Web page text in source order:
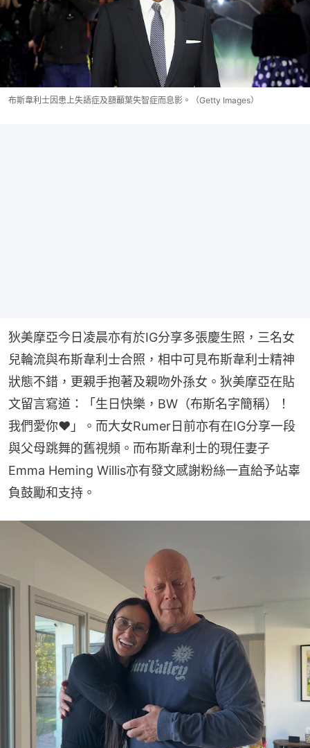
布斯韋利士因患上失語症及額顳葉失智症而息影。（Getty Images）
狄美摩亞今日凌晨亦有於IG分享多張慶生照，三名女
兒輪流與布斯韋利士合照，相中可見布斯韋利士精神
狀態不錯，更親手抱著及親吻外孫女。狄美摩亞在貼
文留言寫道：「生日快樂，BW（布斯名字簡稱）！
我們愛你♥️」。而大女Rumer日前亦有在IG分享一段
與父母跳舞的舊視頻。而布斯韋利士的現任妻子
Emma Heming Willis亦有發文感謝粉絲一直給予站辜
負鼓勵和支持。